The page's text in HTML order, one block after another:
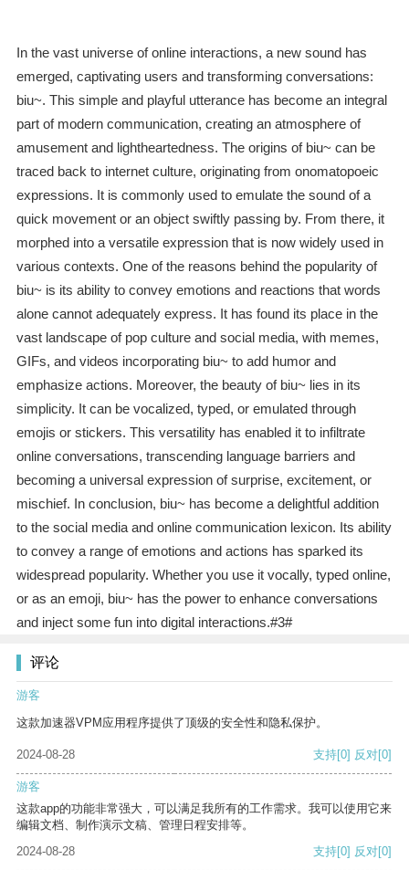
In the vast universe of online interactions, a new sound has
emerged, captivating users and transforming conversations:
biu~. This simple and playful utterance has become an integral
part of modern communication, creating an atmosphere of
amusement and lightheartedness. The origins of biu~ can be
traced back to internet culture, originating from onomatopoeic
expressions. It is commonly used to emulate the sound of a
quick movement or an object swiftly passing by. From there, it
morphed into a versatile expression that is now widely used in
various contexts. One of the reasons behind the popularity of
biu~ is its ability to convey emotions and reactions that words
alone cannot adequately express. It has found its place in the
vast landscape of pop culture and social media, with memes,
GIFs, and videos incorporating biu~ to add humor and
emphasize actions. Moreover, the beauty of biu~ lies in its
simplicity. It can be vocalized, typed, or emulated through
emojis or stickers. This versatility has enabled it to infiltrate
online conversations, transcending language barriers and
becoming a universal expression of surprise, excitement, or
mischief. In conclusion, biu~ has become a delightful addition
to the social media and online communication lexicon. Its ability
to convey a range of emotions and actions has sparked its
widespread popularity. Whether you use it vocally, typed online,
or as an emoji, biu~ has the power to enhance conversations
and inject some fun into digital interactions.#3#
评论
游客
这款加速器VPM应用程序提供了顶级的安全性和隐私保护。
2024-08-28 支持[0] 反对[0]
游客
这款app的功能非常强大，可以满足我所有的工作需求。我可以使用它来
编辑文档、制作演示文稿、管理日程安排等。
2024-08-28
支持[0] 反对[0]